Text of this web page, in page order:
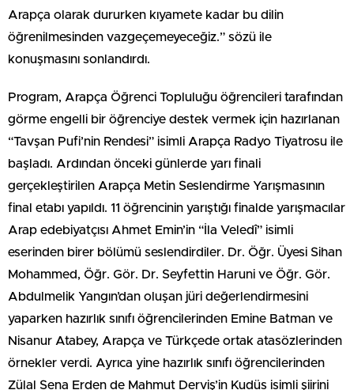
Arapça olarak dururken kıyamete kadar bu dilin
öğrenilmesinden vazgeçemeyeceğiz.” sözü ile
konuşmasını sonlandırdı.
Program, Arapça Öğrenci Topluluğu öğrencileri tarafından
görme engelli bir öğrenciye destek vermek için hazırlanan
“Tavşan Pufi’nin Rendesi” isimli Arapça Radyo Tiyatrosu ile
başladı. Ardından önceki günlerde yarı finali
gerçekleştirilen Arapça Metin Seslendirme Yarışmasının
final etabı yapıldı. 11 öğrencinin yarıştığı finalde yarışmacılar
Arap edebiyatçısı Ahmet Emin’in “İla Veledî” isimli
eserinden birer bölümü seslendirdiler. Dr. Öğr. Üyesi Sihan
Mohammed, Öğr. Gör. Dr. Seyfettin Haruni ve Öğr. Gör.
Abdulmelik Yangın’dan oluşan jüri değerlendirmesini
yaparken hazırlık sınıfı öğrencilerinden Emine Batman ve
Nisanur Atabey, Arapça ve Türkçede ortak atasözlerinden
örnekler verdi. Ayrıca yine hazırlık sınıfı öğrencilerinden
Zülal Sena Erden de Mahmut Derviş’in Kudüs isimli şiirini